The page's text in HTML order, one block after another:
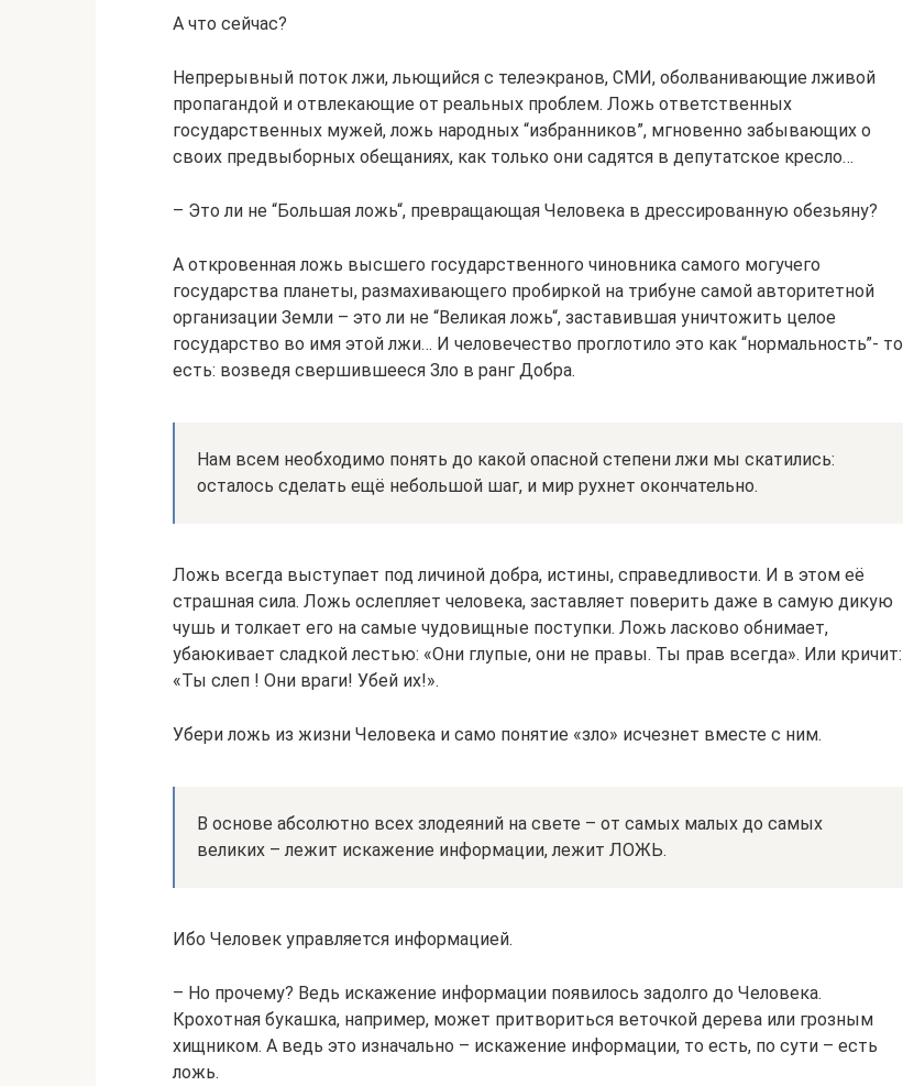
А что сейчас?
Непрерывный поток лжи, льющийся с телеэкранов, СМИ, оболванивающие лживой
пропагандой и отвлекающие от реальных проблем. Ложь ответственных
государственных мужей, ложь народных “избранников”, мгновенно забывающих о
своих предвыборных обещаниях, как только они садятся в депутатское кресло…
– Это ли не “Большая ложь“, превращающая Человека в дрессированную обезьяну?
А откровенная ложь высшего государственного чиновника самого могучего
государства планеты, размахивающего пробиркой на трибуне самой авторитетной
организации Земли – это ли не “Великая ложь“, заставившая уничтожить целое
государство во имя этой лжи… И человечество проглотило это как “нормальность”- то
есть: возведя свершившееся Зло в ранг Добра.
Нам всем необходимо понять до какой опасной степени лжи мы скатились:
осталось сделать ещё небольшой шаг, и мир рухнет окончательно.
Ложь всегда выступает под личиной добра, истины, справедливости. И в этом её
страшная сила. Ложь ослепляет человека, заставляет поверить даже в самую дикую
чушь и толкает его на самые чудовищные поступки. Ложь ласково обнимает,
убаюкивает сладкой лестью: «Они глупые, они не правы. Ты прав всегда». Или кричит:
«Ты слеп ! Они враги! Убей их!».
Убери ложь из жизни Человека и само понятие «зло» исчезнет вместе с ним.
В основе абсолютно всех злодеяний на свете – от самых малых до самых
великих – лежит искажение информации, лежит ЛОЖЬ.
Ибо Человек управляется информацией.
– Но прочему? Ведь искажение информации появилось задолго до Человека.
Крохотная букашка, например, может притвориться веточкой дерева или грозным
хищником. А ведь это изначально – искажение информации, то есть, по сути – есть
ложь.